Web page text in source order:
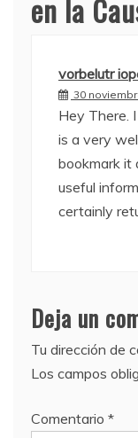
en la
vorbelutr
30
Hey There.
is a very
bookmark it
useful
certainly
Deja un
Tu dirección de
Los campos
Comentario *